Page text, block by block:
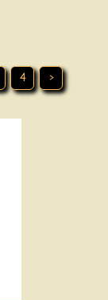
4 >